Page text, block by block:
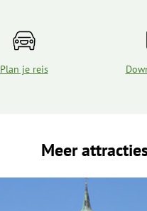
Plan je reis
Meer